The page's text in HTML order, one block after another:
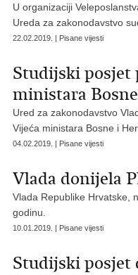
U organizaciji
Ureda za zakonodavstvo
22.02.2019. | Pisane vijesti
Studijski posjet
ministara
Ured za zakonodavstvo
Vijeća ministara Bosne i
04.02.2019. | Pisane vijesti
Vlada donijela
Vlada Republike Hrvatske,
godinu.
10.01.2019. | Pisane vijesti
Studijski posjet